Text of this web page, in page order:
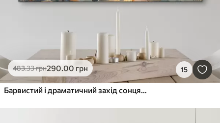
483.33грн290.00 грн 15
Барвистий і драматичний захід сонця над Гранд-каналом у Венеції, Італія, акварель